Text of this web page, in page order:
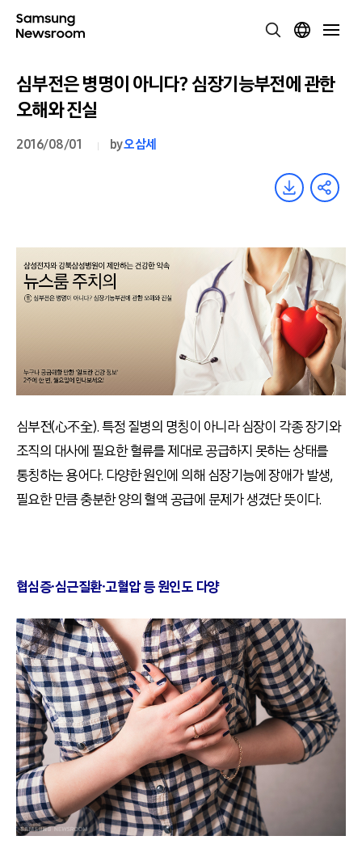
심부전은 병명이 아니다? 심장기능부전에 관한
오해와 진실
2016/08/01 by오삼세
심부전(心不全). 특정 질병의 명칭이 아니라 심장이 각종 장기와
조직의 대사에 필요한 혈류를 제대로 공급하지 못하는 상태를
통칭하는 용어다. 다양한 원인에 의해 심장기능에 장애가 발생,
필요한 만큼 충분한 양의 혈액 공급에 문제가 생겼단 뜻이다.
협심증∙심근질환∙고혈압 등 원인도 다양